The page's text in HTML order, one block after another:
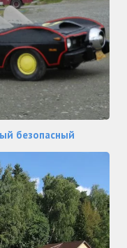
безопасный